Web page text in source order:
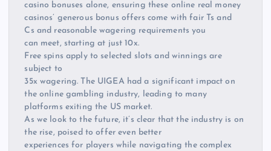
casino bonuses alone, ensuring these online real money
casinos’ generous bonus offers come with fair Ts and
Cs and reasonable wagering requirements you
can meet, starting at just 10x.
Free spins apply to selected slots and winnings are
subject to
35x wagering. The UIGEA had a significant impact on
the online gambling industry, leading to many
platforms exiting the US market.
As we look to the future, it’s clear that the industry is on
the rise, poised to offer even better
experiences for players while navigating the complex